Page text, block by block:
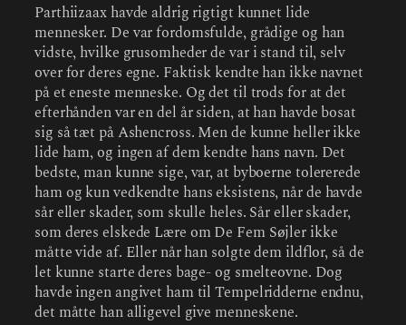
Parthiizaax havde aldrig rigtigt kunnet lide
mennesker. De var fordomsfulde, grådige og han
vidste, hvilke grusomheder de var i stand til, selv
over for deres egne. Faktisk kendte han ikke navnet
på et eneste menneske. Og det til trods for at det
efterhånden var en del år siden, at han havde bosat
sig så tæt på Ashencross. Men de kunne heller ikke
lide ham, og ingen af dem kendte hans navn. Det
bedste, man kunne sige, var, at byboerne tolererede
ham og kun vedkendte hans eksistens, når de havde
sår eller skader, som skulle heles. Sår eller skader,
som deres elskede Lære om De Fem Søjler ikke
måtte vide af. Eller når han solgte dem ildflor, så de
let kunne starte deres bage- og smelteovne. Dog
havde ingen angivet ham til Tempelridderne endnu,
det måtte han alligevel give menneskene.